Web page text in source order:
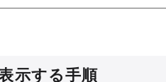
示する手順